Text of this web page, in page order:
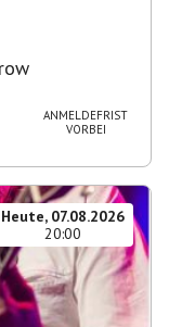
ANMELDEFRIST
VORBEI
Heute, 07.08.2026
20:00